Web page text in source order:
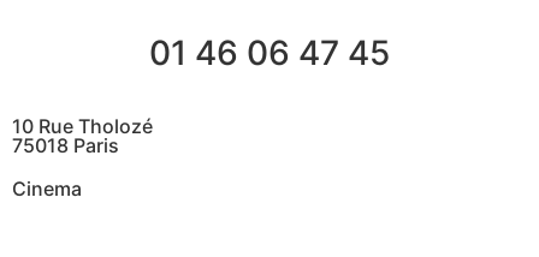
01 46 06 47 45
10 Rue Tholozé
75018 Paris
Cinema